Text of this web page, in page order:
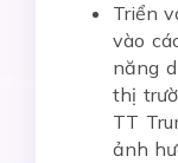
Triển
vào
năng
thị
TT
ảnh